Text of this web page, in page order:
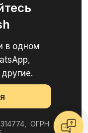
ОГРН
в одном